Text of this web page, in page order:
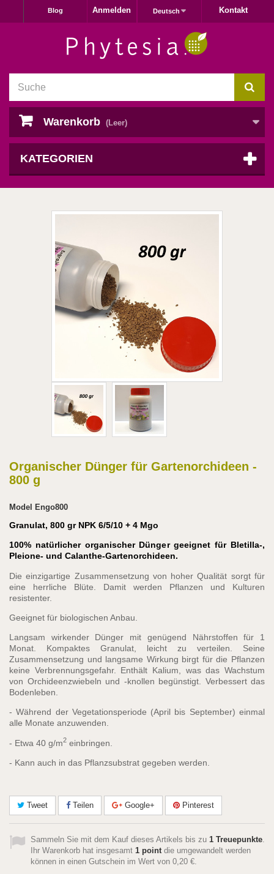
Kontakt
Deutsch
Anmelden
Blog
Warenkorb (Leer)
KATEGORIEN
Organischer Dünger für Gartenorchideen -
800 g
Model Engo800
Granulat, 800 gr NPK 6/5/10 + 4 Mgo
100% natürlicher organischer Dünger geeignet für Bletilla-,
Pleione- und Calanthe-Gartenorchideen.
Die einzigartige Zusammensetzung von hoher Qualität sorgt für
eine herrliche Blüte. Damit werden Pflanzen und Kulturen
resistenter.
Geeignet für biologischen Anbau.
Langsam wirkender Dünger mit genügend Nährstoffen für 1
Monat. Kompaktes Granulat, leicht zu verteilen. Seine
Zusammensetzung und langsame Wirkung birgt für die Pflanzen
keine Verbrennungsgefahr. Enthält Kalium, was das Wachstum
von Orchideenzwiebeln und -knollen begünstigt. Verbessert das
Bodenleben.
- Während der Vegetationsperiode (April bis September) einmal
alle Monate anzuwenden.
- Etwa 40 g/m2 einbringen.
- Kann auch in das Pflanzsubstrat gegeben werden.
Tweet Teilen Google+ Pinterest
Sammeln Sie mit dem Kauf dieses Artikels bis zu 1 Treuepunkte
Ihr Warenkorb hat insgesamt 1 point die umgewandelt werden
können in einen Gutschein im Wert von 0,20 €